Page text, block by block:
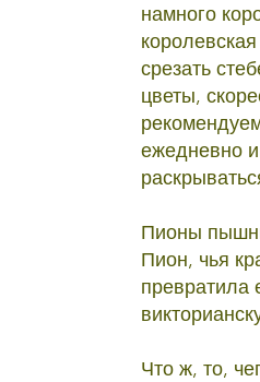
намного
срезать
цветы,
ежедневно
Пионы
Пион, чья
превратила
Что ж, то,